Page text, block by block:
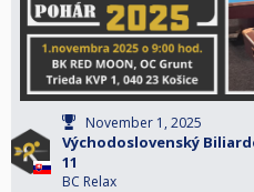
November 1, 2025
Východoslovenský
11
BC Relax